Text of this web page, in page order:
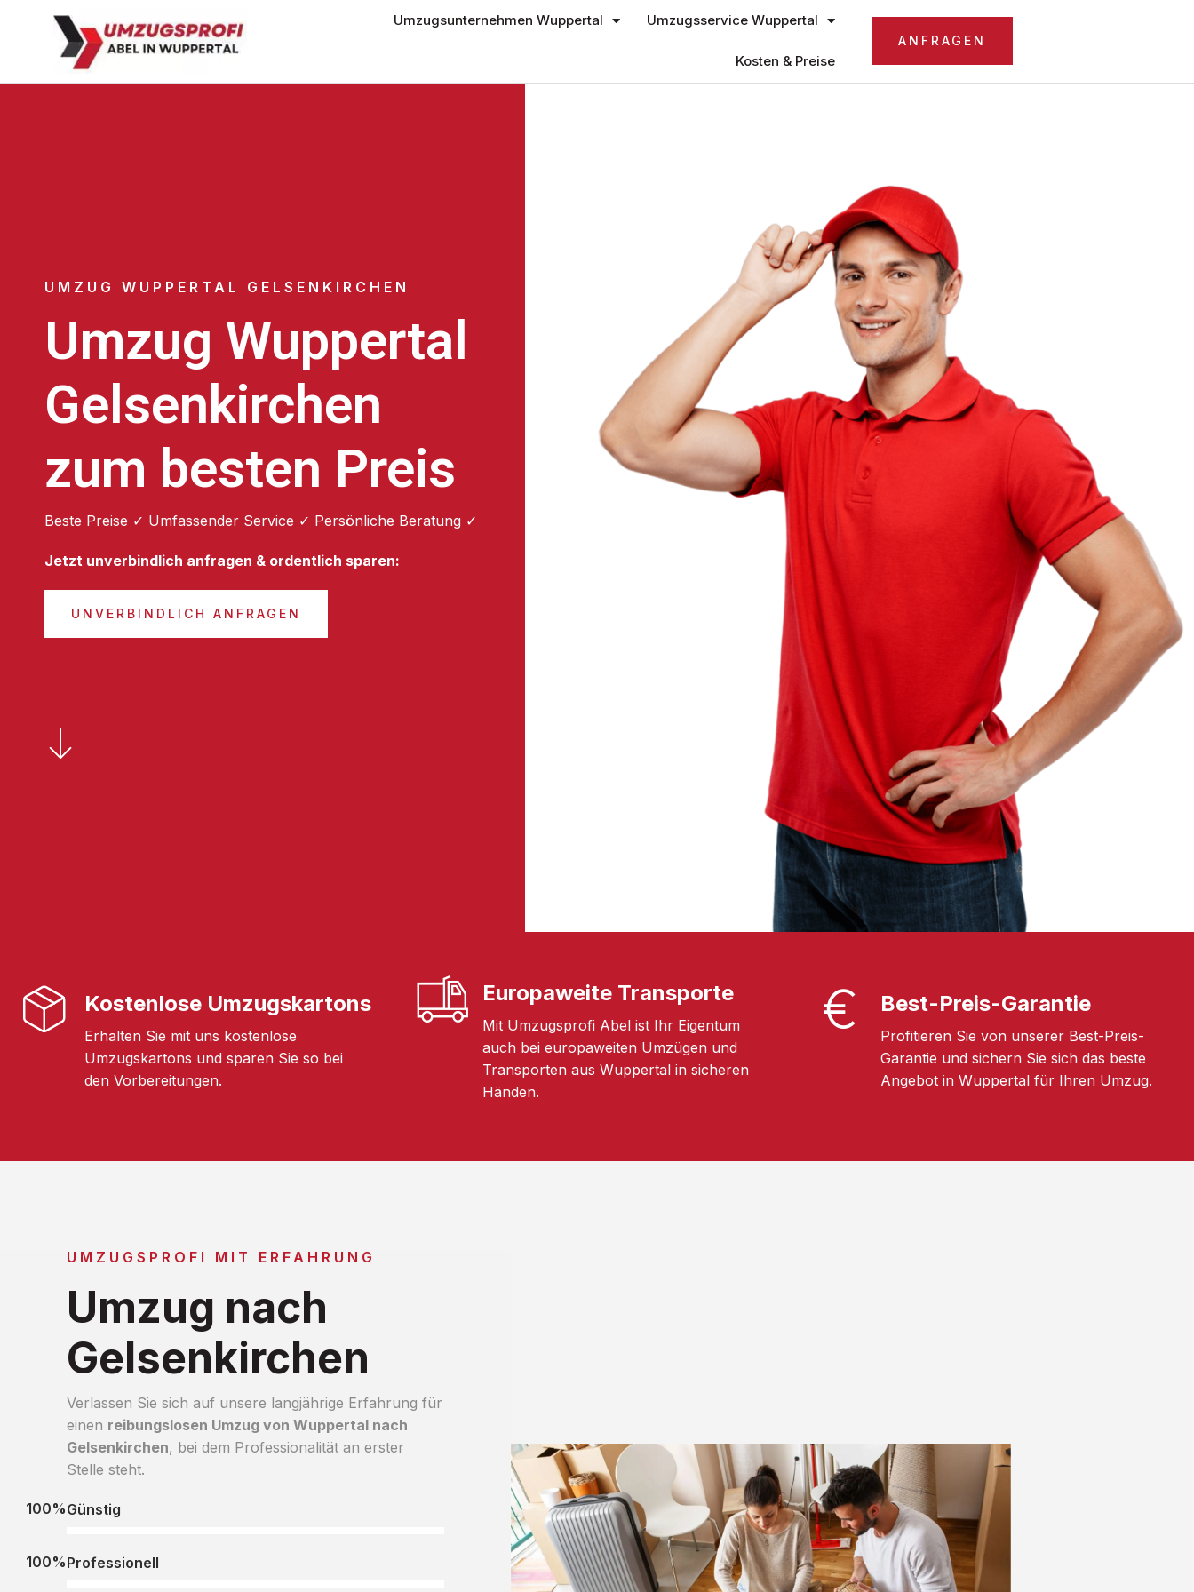
Umzugsunternehmen Wuppertal Umzugsservice Wuppertal
Kosten & Preise
ANFRAGEN
UMZUG WUPPERTAL GELSENKIRCHEN
Umzug Wuppertal
Gelsenkirchen
zum besten Preis
Beste Preise ✓ Umfassender Service ✓ Persönliche Beratung ✓
Jetzt unverbindlich anfragen & ordentlich sparen:
UNVERBINDLICH ANFRAGEN
Kostenlose Umzugskartons
Erhalten Sie mit uns kostenlose
Umzugskartons und sparen Sie so bei
den Vorbereitungen.
Europaweite Transporte
Mit Umzugsprofi Abel ist Ihr Eigentum
auch bei europaweiten Umzügen und
Transporten aus Wuppertal in sicheren
Händen.
Best-Preis-Garantie
Profitieren Sie von unserer Best-Preis-
Garantie und sichern Sie sich das beste
Angebot in Wuppertal für Ihren Umzug.
UMZUGSPROFI MIT ERFAHRUNG
Umzug nach
Gelsenkirchen
Verlassen Sie sich auf unsere langjährige Erfahrung für
einen reibungslosen Umzug von Wuppertal nach
Gelsenkirchen, bei dem Professionalität an erster
Stelle steht.
Günstig
100%
Professionell
100%